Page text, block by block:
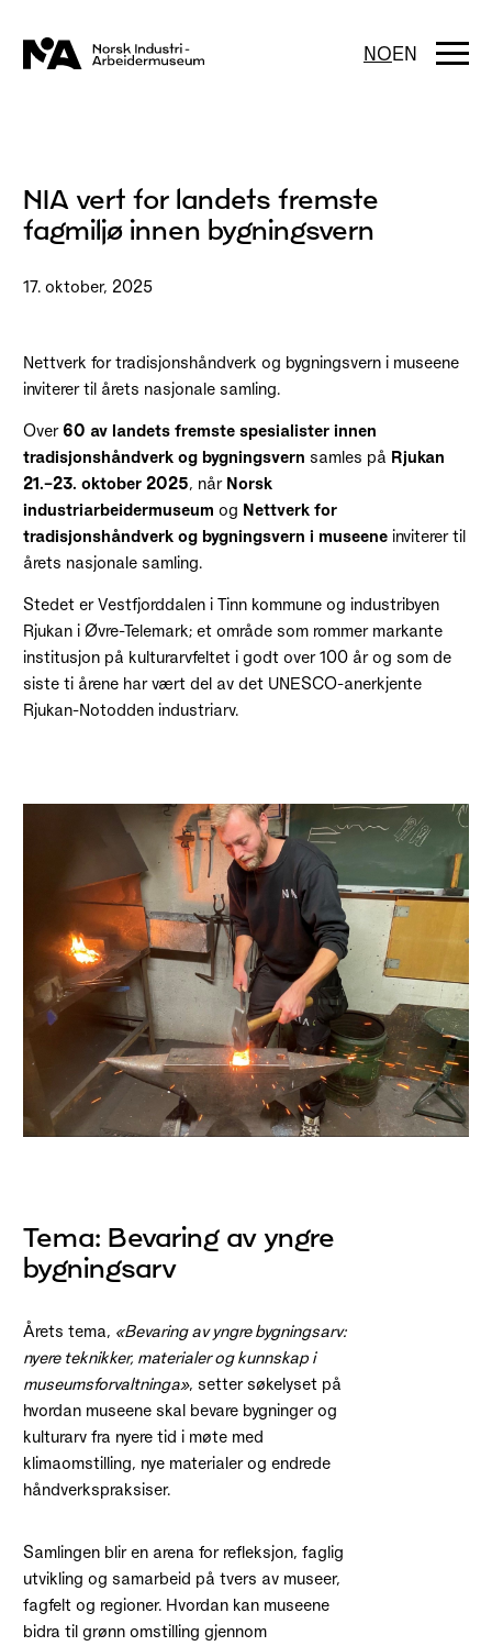
innhold
NOEN
NIA vert for landets fremste
fagmiljø innen bygningsvern
17. oktober, 2025
Nettverk for tradisjonshåndverk og bygningsvern i museene
inviterer til årets nasjonale samling.
Over 60 av landets fremste spesialister innen
tradisjonshåndverk og bygningsvern samles på Rjukan
21.–23. oktober 2025, når Norsk
industriarbeidermuseum og Nettverk for
tradisjonshåndverk og bygningsvern i museeneinviterer til
årets nasjonale samling.
Stedet er Vestfjorddalen i Tinn kommune og industribyen
Rjukan i Øvre-Telemark; et område som rommer markante
institusjon på kulturarvfeltet i godt over 100 år og som de
siste ti årene har vært del av det UNESCO-anerkjente
Rjukan-Notodden industriarv.
Tema: Bevaring av yngre
bygningsarv
Årets tema, «Bevaring av yngre bygningsarv:
nyere teknikker, materialer og kunnskap i
museumsforvaltninga», setter søkelyset på
hvordan museene skal bevare bygninger og
kulturarv fra nyere tid i møte med
klimaomstilling, nye materialer og endrede
håndverkspraksiser.
Samlingen blir en arena for refleksjon, faglig
utvikling og samarbeid på tvers av museer,
fagfelt og regioner. Hvordan kan museene
bidra til grønn omstilling gjennom